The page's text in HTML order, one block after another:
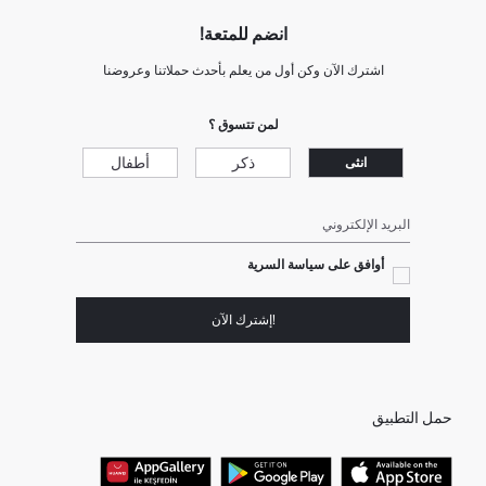
انضم للمتعة!
اشترك الآن وكن أول من يعلم بأحدث حملاتنا وعروضنا
لمن تتسوق ؟
انثى ذكر أطفال
البريد الإلكتروني
أوافق على سياسة السرية
!إشترك الآن
حمل التطبيق